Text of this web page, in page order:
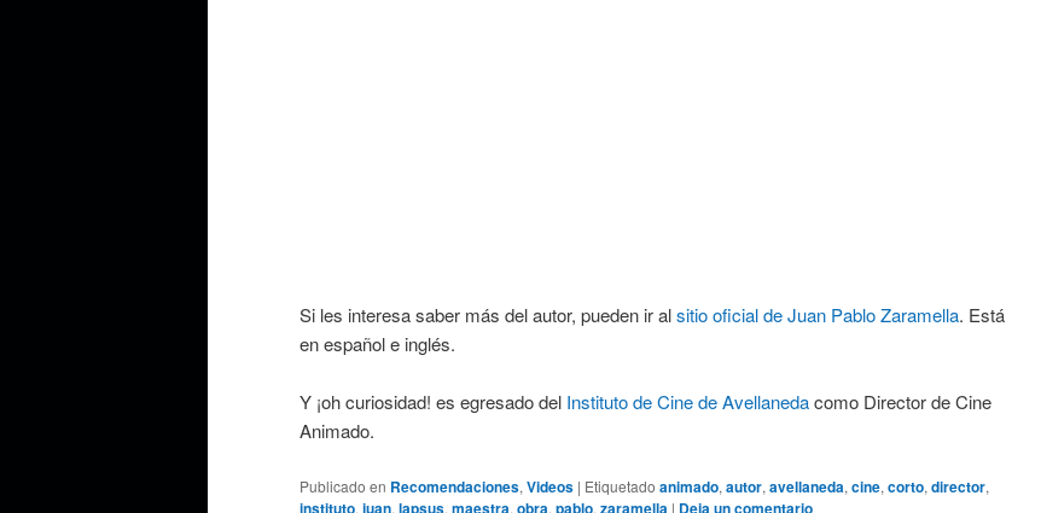
Si les interesa saber más del autor, pueden ir alsitio oficial de Juan Pablo Zaramella. Está
en español e inglés.
Y ¡oh curiosidad! es egresado del Instituto de Cine de Avellanedacomo Director de Cine
Animado.
Publicado en Recomendaciones, Videos | Etiquetado animado, autor, avellaneda, cine, corto, director,
instituto, juan, lapsus, maestra, obra, pablo, zaramella | Deja un comentario